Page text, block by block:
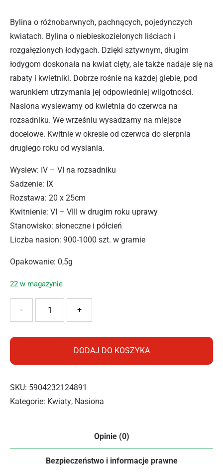
Bylina o różnobarwnych, pachnących, pojedynczych
kwiatach. Bylina o niebieskozielonych liściach i
rozgałęzionych łodygach. Dzięki sztywnym, długim
łodygom doskonała na kwiat cięty, ale także nadaje się na
rabaty i kwietniki. Dobrze rośnie na każdej glebie, pod
warunkiem utrzymania jej odpowiedniej wilgotności.
Nasiona wysiewamy od kwietnia do czerwca na
rozsadniku. We wrześniu wysadzamy na miejsce
docelowe. Kwitnie w okresie od czerwca do sierpnia
drugiego roku od wysiania.
Wysiew: IV – VI na rozsadniku
Sadzenie: IX
Rozstawa: 20 x 25cm
Kwitnienie: VI – VIII w drugim roku uprawy
Stanowisko: słoneczne i półcień
Liczba nasion: 900-1000 szt. w gramie
Opakowanie: 0,5g
22 w magazynie
+
-
DODAJ DO KOSZYKA
SKU: 5904232124891
Kategorie: Kwiaty, Nasiona
Opinie (0)
Bezpieczeństwo i informacje prawne